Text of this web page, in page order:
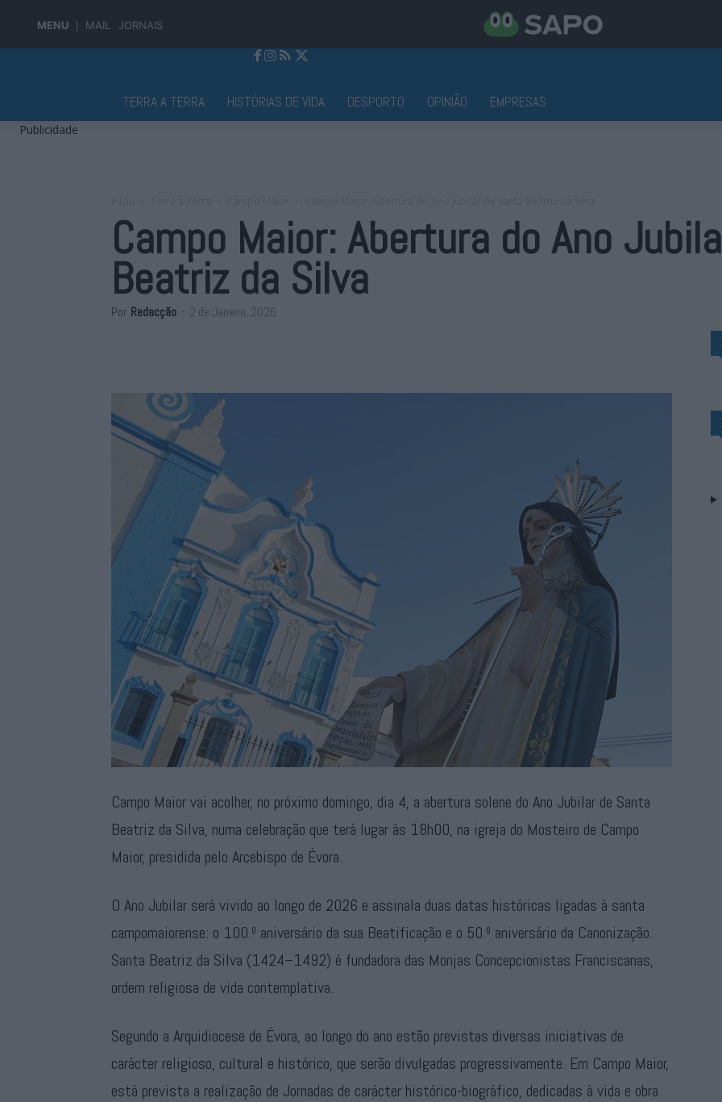
MENU MAIL JORNAIS
TERRA A TERRA HISTÓRIAS DE VIDA DESPORTO OPINIÃO EMPRESAS
Publicidade
Campo Maior: Abertura do Ano
Beatriz da Silva
Por Redacção - 2 de Janeiro, 2026
Campo Maior vai acolher, no próximo domingo, dia 4, a abertura solene do Ano Jubilar de Santa
Beatriz da Silva, numa celebração que terá lugar às 18h00, na igreja do Mosteiro de Campo
Maior, presidida pelo Arcebispo de Évora.
O Ano Jubilar será vivido ao longo de 2026 e assinala duas datas históricas ligadas à santa
campomaiorense: o 100.º aniversário da sua Beatificação e o 50.º aniversário da Canonização.
Santa Beatriz da Silva (1424–1492) é fundadora das Monjas Concepcionistas Franciscanas,
ordem religiosa de vida contemplativa.
Segundo a Arquidiocese de Évora, ao longo do ano estão previstas diversas iniciativas de
carácter religioso, cultural e histórico, que serão divulgadas progressivamente. Em Campo Maior,
está prevista a realização de Jornadas de carácter histórico-biográfico, dedicadas à vida e obra